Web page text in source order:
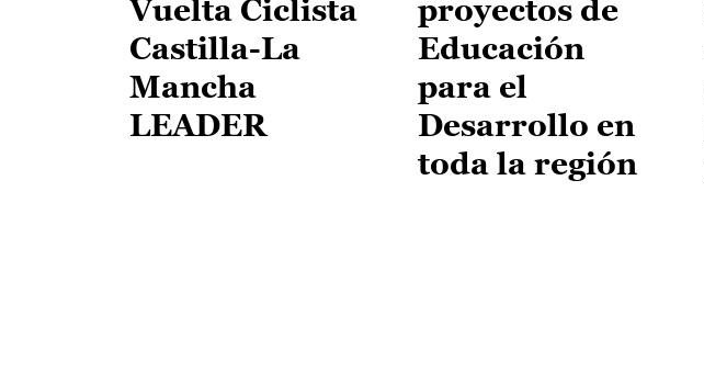
Vuelta Ciclista
Castilla-La
Mancha
LEADER
proyectos de
Educación
para el
Desarrollo en
toda la región